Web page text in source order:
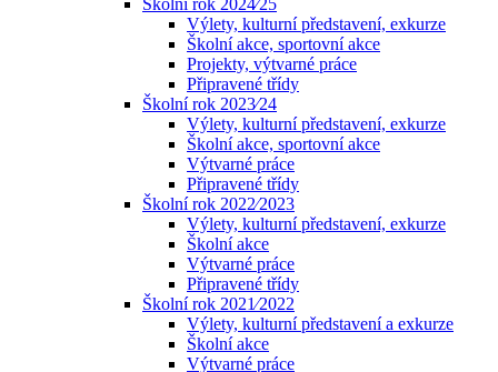
Školní rok 2024⁄25
Výlety, kulturní představení, exkurze
Školní akce, sportovní akce
Projekty, výtvarné práce
Připravené třídy
Školní rok 2023⁄24
Výlety, kulturní představení, exkurze
Školní akce, sportovní akce
Výtvarné práce
Připravené třídy
Školní rok 2022⁄2023
Výlety, kulturní představení, exkurze
Školní akce
Výtvarné práce
Připravené třídy
Školní rok 2021⁄2022
Výlety, kulturní představení a exkurze
Školní akce
Výtvarné práce